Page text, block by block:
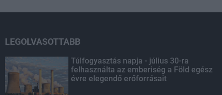
LEGOLVASOTTABB
Túlfogyasztás napja - július 30-ra
felhasználta az emberiség a Föld egész
évre elegendő erőforrásait